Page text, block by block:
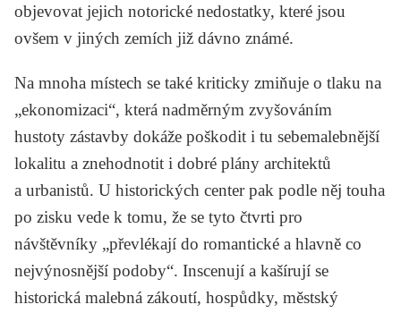
objevovat jejich notorické nedostatky, které jsou
ovšem v jiných zemích již dávno známé.
Na mnoha místech se také kriticky zmiňuje o tlaku na
„ekonomizaci“, která nadměrným zvyšováním
hustoty zástavby dokáže poškodit i tu sebemalebnější
lokalitu a znehodnotit i dobré plány architektů
a urbanistů. U historických center pak podle něj touha
po zisku vede k tomu, že se tyto čtvrti pro
návštěvníky „převlékají do romantické a hlavně co
nejvýnosnější podoby“. Inscenují a kašírují se
historická malebná zákoutí, hospůdky, městský